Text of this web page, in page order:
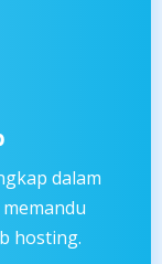
dalam
hosting.